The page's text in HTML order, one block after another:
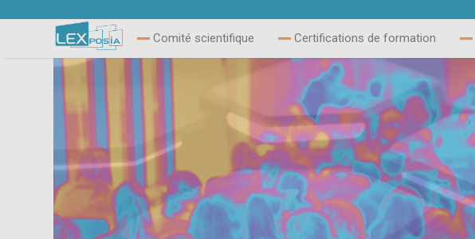
Comité scientifique Certifications de formation